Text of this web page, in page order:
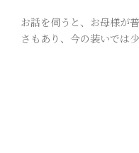
お話を伺うと、お母様が
さもあり、今の装いでは